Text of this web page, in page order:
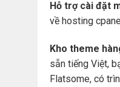
Hỗ trợ cài đặt
về hosting
Kho theme
sẵn tiếng Việt,
Flatsome, có